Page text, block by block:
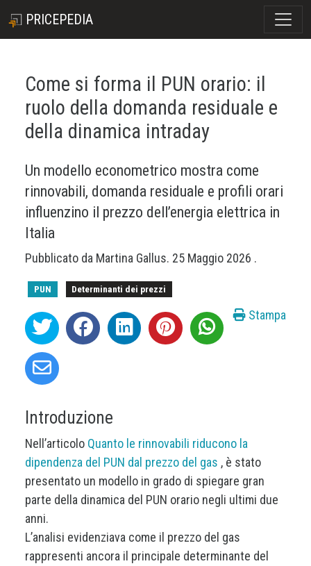
PRICEPEDIA
Come si forma il PUN orario: il
ruolo della domanda residuale e
della dinamica intraday
Un modello econometrico mostra come
rinnovabili, domanda residuale e profili orari
influenzino il prezzo dell’energia elettrica in
Italia
Pubblicato da Martina Gallus. 25 Maggio 2026 .
PUN Determinanti dei prezzi
Stampa
Introduzione
Nell’articolo Quanto le rinnovabili riducono la
dipendenza del PUN dal prezzo del gas , è stato
presentato un modello in grado di spiegare gran
parte della dinamica del PUN orario negli ultimi due
anni.
L’analisi evidenziava come il prezzo del gas
rappresenti ancora il principale determinante del